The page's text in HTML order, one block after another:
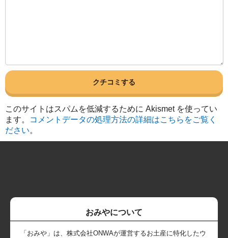
このサイトはスパムを低減するために Akismet を使ってい
ます。
コメントデータの処理方法の詳細はこちらをご覧く
ださい。
おみやについて
「おみや」は、株式会社ONWAが運営するお土産に特化したウ